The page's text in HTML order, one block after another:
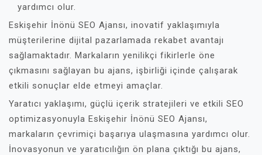
yardımcı olur.
Eskişehir İnönü SEO Ajansı, inovatif yaklaşımıyla
müşterilerine dijital pazarlamada rekabet avantajı
sağlamaktadır. Markaların yenilikçi fikirlerle öne
çıkmasını sağlayan bu ajans, işbirliği içinde çalışarak
etkili sonuçlar elde etmeyi amaçlar.
Yaratıcı yaklaşımı, güçlü içerik stratejileri ve etkili SEO
optimizasyonuyla Eskişehir İnönü SEO Ajansı,
markaların çevrimiçi başarıya ulaşmasına yardımcı olur.
İnovasyonun ve yaratıcılığın ön plana çıktığı bu ajans,